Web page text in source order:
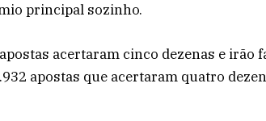
principal sozinho.
acertaram cinco dezenas e irão
apostas que acertaram quatro